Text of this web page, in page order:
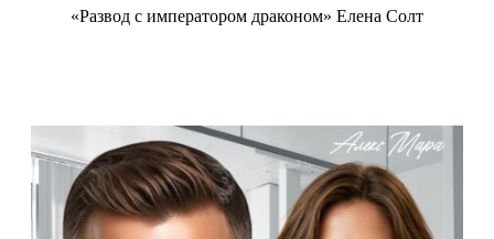
«Развод с императором драконом» Елена Солт